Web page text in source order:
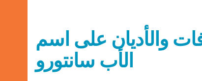
والأديان على اسم
الأب سانتورو